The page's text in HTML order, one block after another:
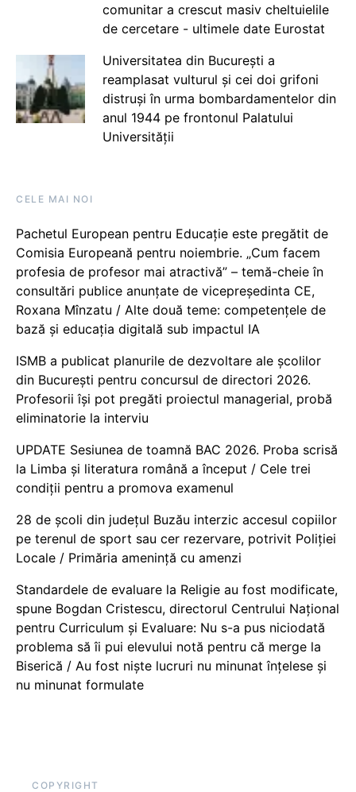
comunitar a crescut masiv cheltuielile
de cercetare - ultimele date Eurostat
Universitatea din București a
reamplasat vulturul și cei doi grifoni
distruși în urma bombardamentelor din
anul 1944 pe frontonul Palatului
Universității
CELE MAI NOI
Pachetul European pentru Educație este pregătit de
Comisia Europeană pentru noiembrie. „Cum facem
profesia de profesor mai atractivă” – temă-cheie în
consultări publice anunțate de vicepreședinta CE,
Roxana Mînzatu / Alte două teme: competențele de
bază și educația digitală sub impactul IA
ISMB a publicat planurile de dezvoltare ale școlilor
din București pentru concursul de directori 2026.
Profesorii își pot pregăti proiectul managerial, probă
eliminatorie la interviu
UPDATE Sesiunea de toamnă BAC 2026. Proba scrisă
la Limba și literatura română a început / Cele trei
condiții pentru a promova examenul
28 de școli din județul Buzău interzic accesul copiilor
pe terenul de sport sau cer rezervare, potrivit Poliției
Locale / Primăria amenință cu amenzi
Standardele de evaluare la Religie au fost modificate,
spune Bogdan Cristescu, directorul Centrului Național
pentru Curriculum și Evaluare: Nu s-a pus niciodată
problema să îi pui elevului notă pentru că merge la
Biserică / Au fost niște lucruri nu minunat înțelese și
nu minunat formulate
COPYRIGHT